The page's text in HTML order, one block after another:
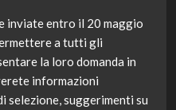
inviate entro il 20 maggio
a tutti gli
la loro domanda in
informazioni
selezione, suggerimenti su